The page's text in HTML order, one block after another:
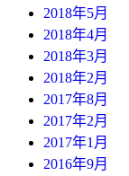
2018年5月
2018年4月
2018年3月
2018年2月
2017年8月
2017年2月
2017年1月
2016年9月